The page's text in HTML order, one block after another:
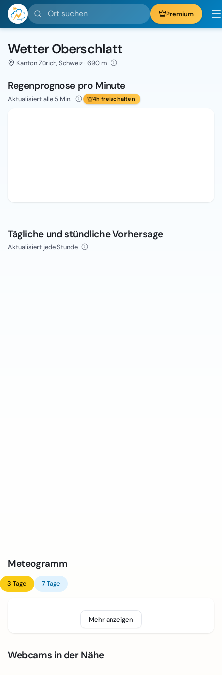
Ort suchen Premium
Wetter Oberschlatt
Kanton Zürich, Schweiz · 690 m
Regenprognose pro Minute
Aktualisiert alle 5 Min. 4h freischalten
Tägliche und stündliche Vorhersage
Aktualisiert jede Stunde
Meteogramm
3 Tage 7 Tage
Mehr anzeigen
Webcams in der Nähe